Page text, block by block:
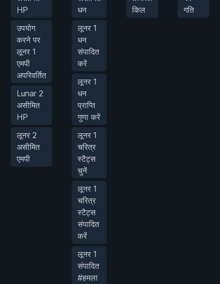
HP
उपयोग
करने पर
लूनर 1
एमपी
अपरिवर्तित
Lunar 2
असीमित
HP
लूनर 2
असीमित
एमपी
धन
लूनर 1
धन
संपादित
करें
लूनर 1
धन
प्राप्ति
गुणा करें
लूनर 1
चरित्र
स्टैट्स
चुनें
लूनर 1
चरित्र
स्टैट्स
संपादित
करें
लूनर 1
संपादित
#हमला
किल
गति